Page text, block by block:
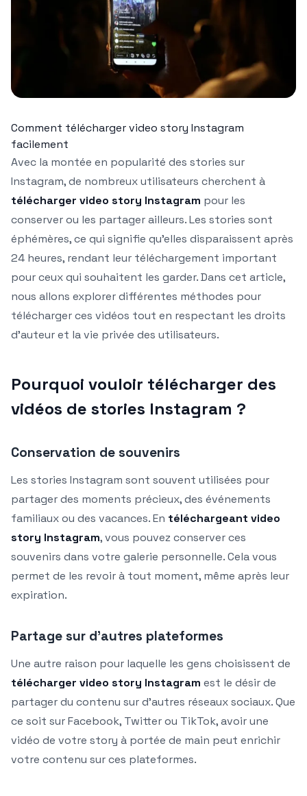
Comment télécharger video story Instagram
facilement
Avec la montée en popularité des stories sur
Instagram, de nombreux utilisateurs cherchent à
télécharger video story Instagram pour les
conserver ou les partager ailleurs. Les stories sont
éphémères, ce qui signifie qu’elles disparaissent après
24 heures, rendant leur téléchargement important
pour ceux qui souhaitent les garder. Dans cet article,
nous allons explorer différentes méthodes pour
télécharger ces vidéos tout en respectant les droits
d’auteur et la vie privée des utilisateurs.
Pourquoi vouloir télécharger des
vidéos de stories Instagram ?
Conservation de souvenirs
Les stories Instagram sont souvent utilisées pour
partager des moments précieux, des événements
familiaux ou des vacances. En téléchargeant video
story Instagram, vous pouvez conserver ces
souvenirs dans votre galerie personnelle. Cela vous
permet de les revoir à tout moment, même après leur
expiration.
Partage sur d’autres plateformes
Une autre raison pour laquelle les gens choisissent de
télécharger video story Instagram est le désir de
partager du contenu sur d’autres réseaux sociaux. Que
ce soit sur Facebook, Twitter ou TikTok, avoir une
vidéo de votre story à portée de main peut enrichir
votre contenu sur ces plateformes.